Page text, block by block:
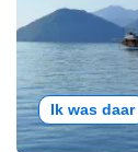
Ik was daar